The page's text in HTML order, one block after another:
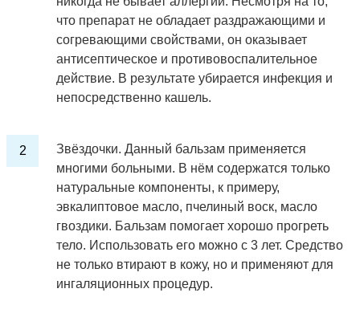
что препарат не обладает раздражающими и
согревающими свойствами, он оказывает
антисептическое и противовоспалительное
действие. В результате убирается инфекция и
непосредственно кашель.
Звёздочки. Данный бальзам применяется
многими больными. В нём содержатся только
натуральные компоненты, к примеру,
эвкалиптовое масло, пчелиный воск, масло
гвоздики. Бальзам помогает хорошо прогреть
тело. Использовать его можно с 3 лет. Средство
не только втирают в кожу, но и применяют для
ингаляционных процедур.